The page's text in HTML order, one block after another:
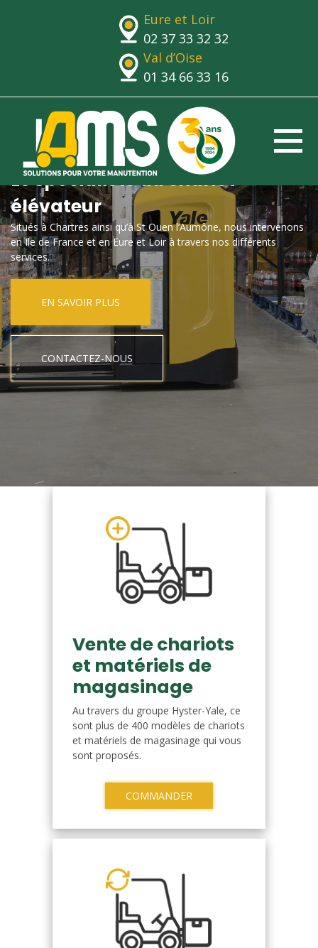
Eure et Loir
02 37 33 32 32
Val d’Oise
01 34 66 33 16
Le spécialiste du chariot
élévateur
Situés à Chartres ainsi qu’à St Ouen l’Aumône, nous intervenons
en Ile de France et en Eure et Loir à travers nos différents
services.
EN SAVOIR PLUS
CONTACTEZ-NOUS
Vente de chariots
et matériels de
magasinage
Au travers du groupe Hyster-Yale, ce
sont plus de 400 modèles de chariots
et matériels de magasinage qui vous
sont proposés.
COMMANDER